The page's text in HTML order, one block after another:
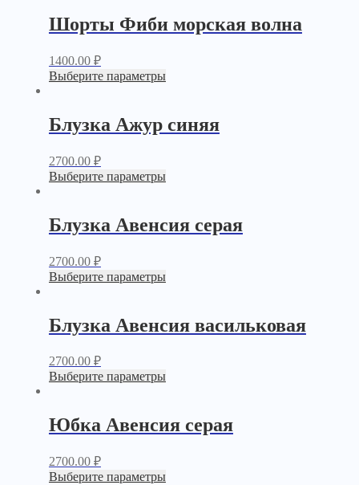
Шорты Фиби морская волна
1400.00 ₽
Выберите параметры
Блузка Ажур синяя
2700.00 ₽
Выберите параметры
Блузка Авенсия серая
2700.00 ₽
Выберите параметры
Блузка Авенсия васильковая
2700.00 ₽
Выберите параметры
Юбка Авенсия серая
2700.00 ₽
Выберите параметры